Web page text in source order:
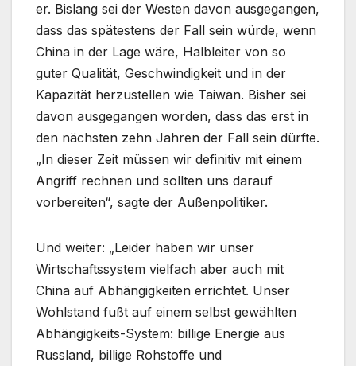
er. Bislang sei der Westen davon ausgegangen,
dass das spätestens der Fall sein würde, wenn
China in der Lage wäre, Halbleiter von so
guter Qualität, Geschwindigkeit und in der
Kapazität herzustellen wie Taiwan. Bisher sei
davon ausgegangen worden, dass das erst in
den nächsten zehn Jahren der Fall sein dürfte.
„In dieser Zeit müssen wir definitiv mit einem
Angriff rechnen und sollten uns darauf
vorbereiten“, sagte der Außenpolitiker.
Und weiter: „Leider haben wir unser
Wirtschaftssystem vielfach aber auch mit
China auf Abhängigkeiten errichtet. Unser
Wohlstand fußt auf einem selbst gewählten
Abhängigkeits-System: billige Energie aus
Russland, billige Rohstoffe und